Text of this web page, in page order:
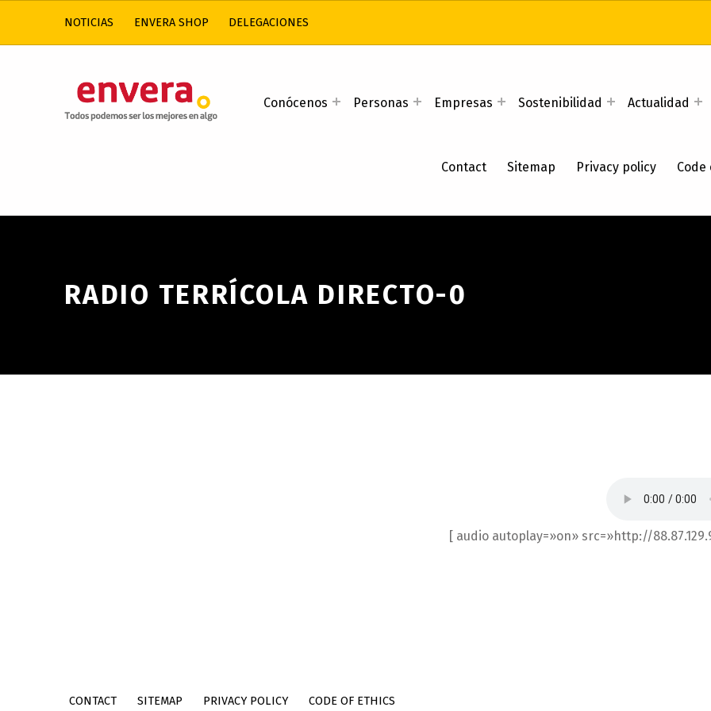
ATENCIÓN A PERSONAS CON DISCAPACIDAD INTELECTUAL
Conócenos Personas Empresas Sostenibilidad Actualidad
Contact Sitemap Privacy policy
NOTICIAS ENVERA SHOP DELEGACIONES
RADIO TERRÍCOLA DIRECTO-0
[ audio autoplay=»on» src=»http://
CONTACT SITEMAP PRIVACY POLICY CODE OF ETHICS